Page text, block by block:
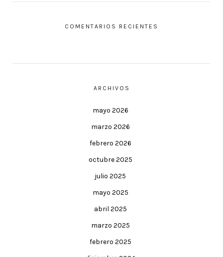
COMENTARIOS RECIENTES
ARCHIVOS
mayo 2026
marzo 2026
febrero 2026
octubre 2025
julio 2025
mayo 2025
abril 2025
marzo 2025
febrero 2025